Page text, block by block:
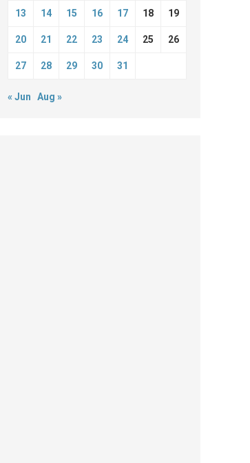
13 14 15 16 17 18 19
20 21 22 23 24 25 26
27 28 29 30 31
« Jun Aug »